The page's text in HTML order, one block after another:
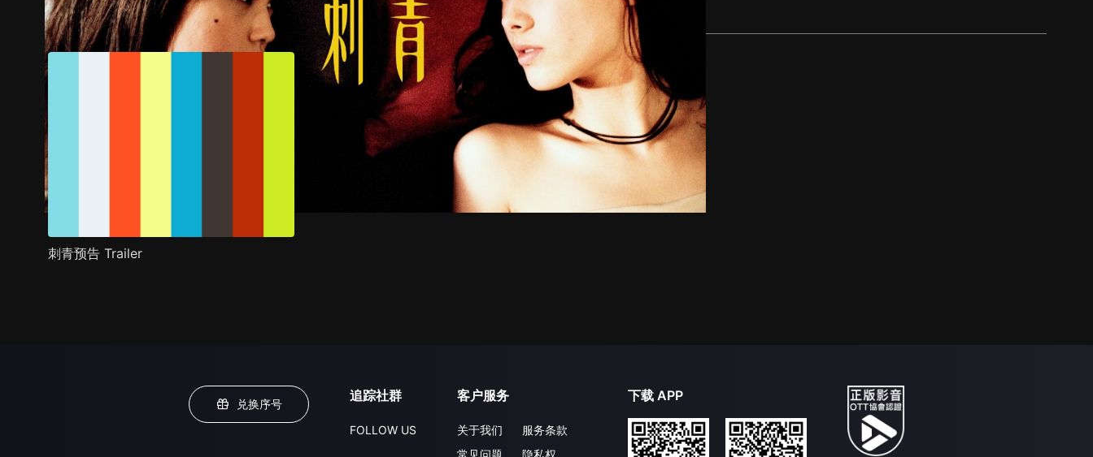
预告 剧照 推荐影片 剧情介绍
刺青预告 Trailer
兑换序号
追踪社群
FOLLOW US
客户服务
关于我们
常见问题
服务条款
隐私权
下载 APP